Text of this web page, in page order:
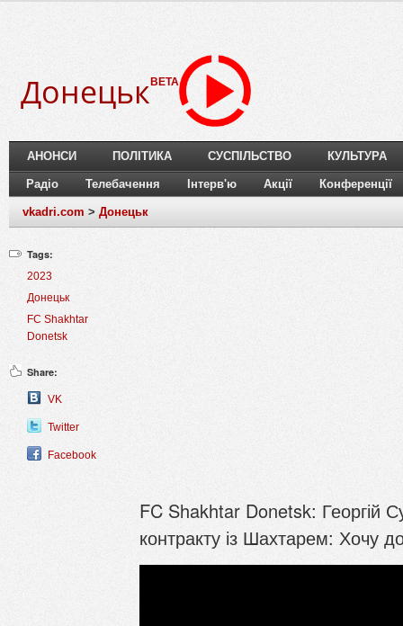
Донецьк BETA
АНОНСИ ПОЛІТИКА СУСПІЛЬСТВО КУЛЬТУРА
Радіо Телебачення Інтерв'ю Акції Конференції
vkadri.com > Донецьк
Tags:
2023
Донецьк
FC Shakhtar
Donetsk
Share:
VK
Twitter
Facebook
FC Shakhtar Donetsk: Георгій
контракту із Шахтарем: Хочу